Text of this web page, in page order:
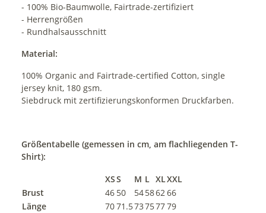
- 100% Bio-Baumwolle, Fairtrade-zertifiziert
- Herrengrößen
- Rundhalsausschnitt
Material:
100% Organic and Fairtrade-certified Cotton, single
jersey knit, 180 gsm.
Siebdruck mit zertifizierungskonformen Druckfarben.
Größentabelle (gemessen in cm, am flachliegenden T-
Shirt):
XSS M L XLXXL
Brust
46 50 545862 66
Länge
7071.573757779